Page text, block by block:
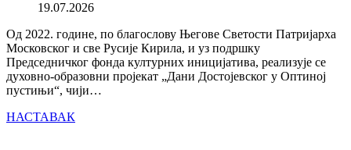
19.07.2026
Од 2022. године, по благослову Његове Светости Патријарха
Московског и све Русије Кирила, и уз подршку
Председничког фонда културних иницијатива, реализује се
духовно-образовни пројекат „Дани Достојевског у Оптиној
пустињи“, чији…
НАСТАВАК